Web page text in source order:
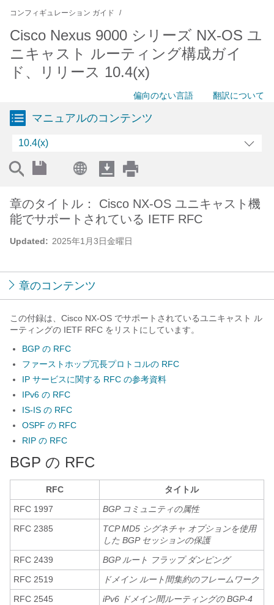
コンフィギュレーション ガイド
Cisco Nexus 9000 シリーズ NX-OS ユ
ニキャスト ルーティング構成ガイ
ド、リリース 10.4(x)
偏向のない言語 翻訳について
マニュアルのコンテンツ
10.4(x)
Updated: 2025年1月3日金曜日
章のタイトル： Cisco NX-OS ユニキャスト機
能でサポートされている IETF RFC
章のコンテンツ
この付録は、Cisco NX-OS でサポートされているユニキャスト ル
ーティングの IETF RFC をリストにしています。
BGP の RFC
ファーストホップ冗長プロトコルの RFC
IP サービスに関する RFC の参考資料
IPv6 の RFC
IS-IS の RFC
OSPF の RFC
RIP の RFC
BGP の RFC
RFC
タイトル
RFC 1997
BGP コミュニティの属性
RFC 2385
TCP MD5 シグネチャ オプションを使用
した BGP セッションの保護
RFC 2439
BGP ルート フラップ ダンピング
RFC 2519
ドメイン ルート間集約のフレームワーク
RFC 2545
iPv6 ドメイン間ルーティングの BGP-4